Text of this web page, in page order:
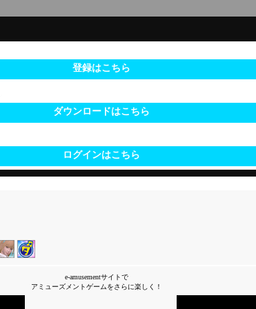
登録はこちら
ダウンロードはこちら
ログインはこちら
e-amusementサイトで
アミューズメントゲームをさらに楽しく！